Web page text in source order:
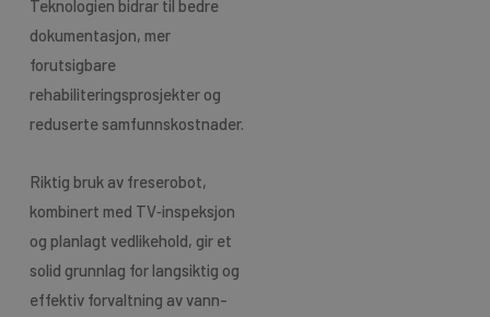
Teknologien bidrar til bedre
dokumentasjon, mer
forutsigbare
rehabiliteringsprosjekter og
reduserte samfunnskostnader.
Riktig bruk av freserobot,
kombinert med TV‑inspeksjon
og planlagt vedlikehold, gir et
solid grunnlag for langsiktig og
effektiv forvaltning av vann-